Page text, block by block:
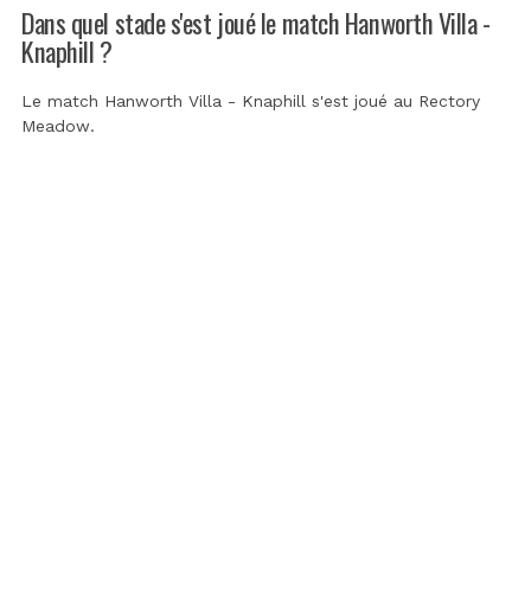
Dans quel stade s'est joué le match Hanworth Villa -
Knaphill ?
Le match Hanworth Villa - Knaphill s'est joué au Rectory
Meadow.